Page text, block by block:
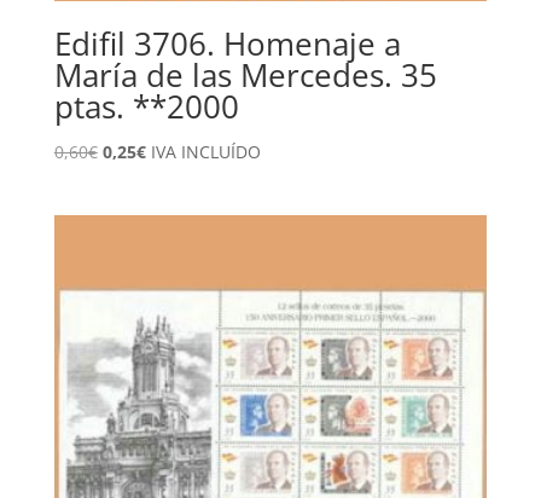
Edifil 3706. Homenaje a
María de las Mercedes. 35
ptas. **2000
0,60€ El
0,25€ElIVA INCLUÍDO